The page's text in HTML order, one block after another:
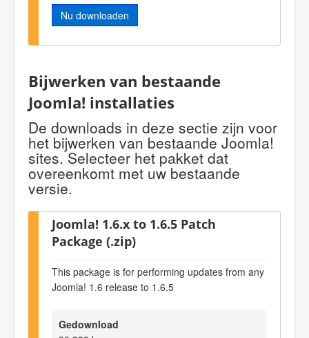
Nu downloaden
Bijwerken van bestaande
Joomla! installaties
De downloads in deze sectie zijn voor
het bijwerken van bestaande Joomla!
sites. Selecteer het pakket dat
overeenkomt met uw bestaande
versie.
Joomla! 1.6.x to 1.6.5 Patch
Package (.zip)
This package is for performing updates from any
Joomla! 1.6 release to 1.6.5
Gedownload